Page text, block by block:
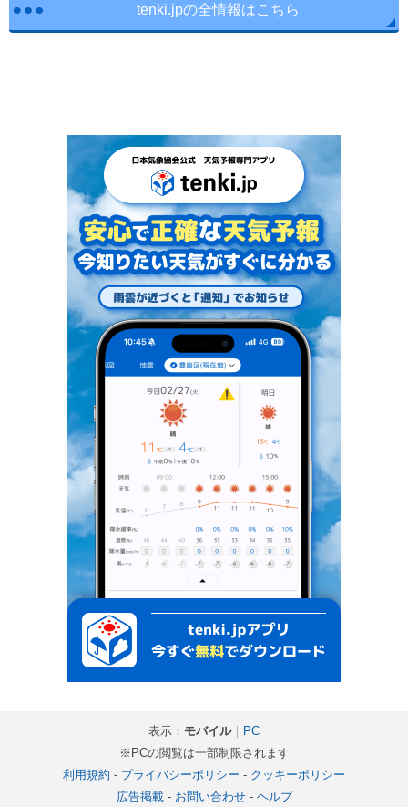
tenki.jpの全情報はこちら
表示： モバイル｜ PC
※PCの閲覧は一部制限されます
利用規約 - プライバシーポリシー - クッキーポリシー
広告掲載- お問い合わせ- ヘルプ